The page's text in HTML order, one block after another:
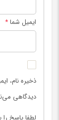
ایمیل شما*
ذخیره نام،
دیدگاهی
لطفا پاسخ را